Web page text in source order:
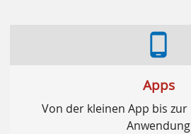
phone_android
Apps
Von der kleinen App bis
Anwendung